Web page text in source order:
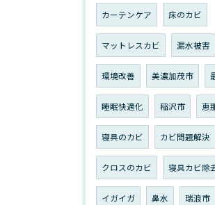
カーテンケア 床のカビ
マットレスカビ 漏水被害
環境改善 美濃加茂市
睡眠快適化 稲沢市 恵
寝具のカビ カビ問題解決
クロスのカビ 寝具カビ除
イガイガ 鼻水 瑞浪市